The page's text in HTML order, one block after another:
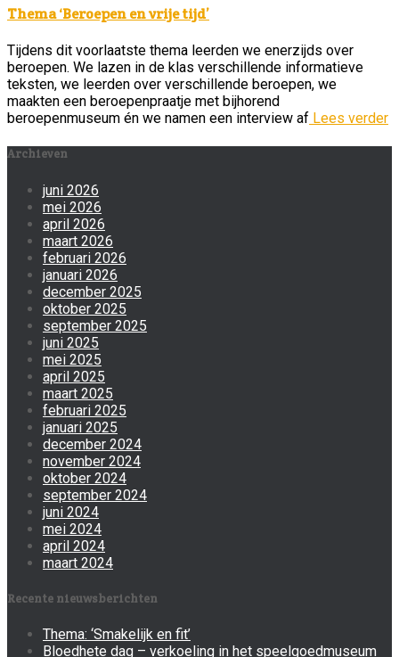
Thema ‘Beroepen en vrije tijd’
Tijdens dit voorlaatste thema leerden we enerzijds over
beroepen. We lazen in de klas verschillende informatieve
teksten, we leerden over verschillende beroepen, we
maakten een beroepenpraatje met bijhorend
beroepenmuseum én we namen een interview af Lees verder
Archieven
juni 2026
mei 2026
april 2026
maart 2026
februari 2026
januari 2026
december 2025
oktober 2025
september 2025
juni 2025
mei 2025
april 2025
maart 2025
februari 2025
januari 2025
december 2024
november 2024
oktober 2024
september 2024
juni 2024
mei 2024
april 2024
maart 2024
Recente nieuwsberichten
Thema: ‘Smakelijk en fit’
Bloedhete dag – verkoeling in het speelgoedmuseum